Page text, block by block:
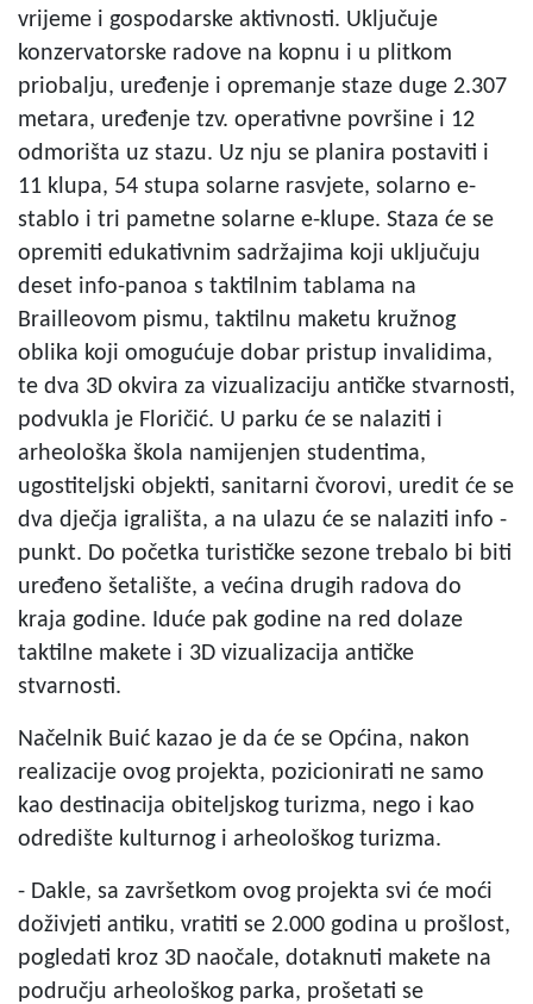
vrijeme i gospodarske aktivnosti. Uključuje
konzervatorske radove na kopnu i u plitkom
priobalju, uređenje i opremanje staze duge 2.307
metara, uređenje tzv. operativne površine i 12
odmorišta uz stazu. Uz nju se planira postaviti i
11 klupa, 54 stupa solarne rasvjete, solarno e-
stablo i tri pametne solarne e-klupe. Staza će se
opremiti edukativnim sadržajima koji uključuju
deset info-panoa s taktilnim tablama na
Brailleovom pismu, taktilnu maketu kružnog
oblika koji omogućuje dobar pristup invalidima,
te dva 3D okvira za vizualizaciju antičke stvarnosti,
podvukla je Floričić. U parku će se nalaziti i
arheološka škola namijenjen studentima,
ugostiteljski objekti, sanitarni čvorovi, uredit će se
dva dječja igrališta, a na ulazu će se nalaziti info -
punkt. Do početka turističke sezone trebalo bi biti
uređeno šetalište, a većina drugih radova do
kraja godine. Iduće pak godine na red dolaze
taktilne makete i 3D vizualizacija antičke
stvarnosti.
Načelnik Buić kazao je da će se Općina, nakon
realizacije ovog projekta, pozicionirati ne samo
kao destinacija obiteljskog turizma, nego i kao
odredište kulturnog i arheološkog turizma.
- Dakle, sa završetkom ovog projekta svi će moći
doživjeti antiku, vratiti se 2.000 godina u prošlost,
pogledati kroz 3D naočale, dotaknuti makete na
području arheološkog parka, prošetati se